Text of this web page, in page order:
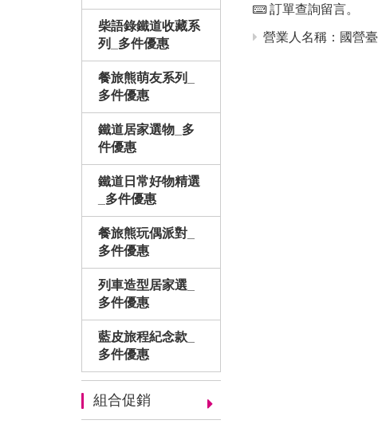
柴語錄鐵道收藏系
列_多件優惠
餐旅熊萌友系列_
多件優惠
鐵道居家選物_多
件優惠
鐵道日常好物精選
_多件優惠
餐旅熊玩偶派對_
多件優惠
列車造型居家選_
多件優惠
藍皮旅程紀念款_
多件優惠
組合促銷
訂單查詢留言。
營業人名稱：國營